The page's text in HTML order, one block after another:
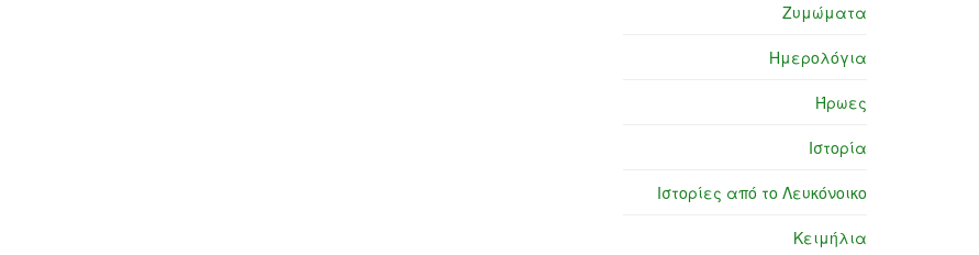
Ζυμώματα
Ημερολόγια
Ήρωες
Ιστορία
Ιστορίες από το Λευκόνοικο
Κειμήλια